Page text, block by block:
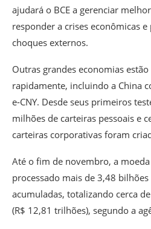
ajudará o BCE a gerenciar
responder a crises econômicas
choques externos.
Outras grandes economias
rapidamente, incluindo a China
e‑CNY. Desde seus primeiros
milhões de carteiras pessoais e
carteiras corporativas foram
Até o fim de novembro, a
processado mais de 3,48
acumuladas, totalizando cerca
(R$ 12,81 trilhões), segundo a